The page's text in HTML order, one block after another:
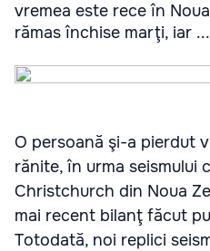
vremea este rece în
rămas închise marţi, iar ...
O persoană şi-a pierdut
rănite, în urma seismului
Christchurch din Noua
mai recent bilanţ făcut
Totodată, noi replici